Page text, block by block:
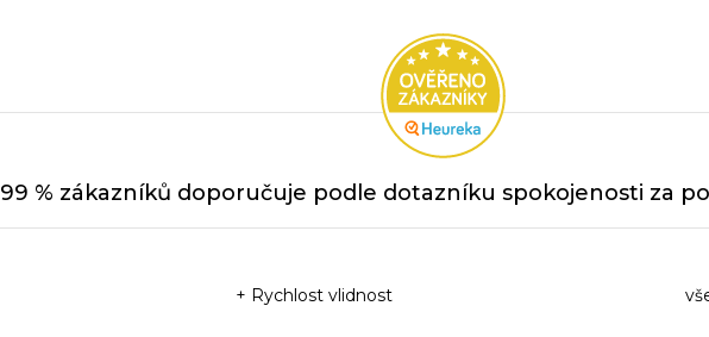
99 % zákazníků doporučuje podle dotazníku spokojenosti za
+ Rychlost vlidnost